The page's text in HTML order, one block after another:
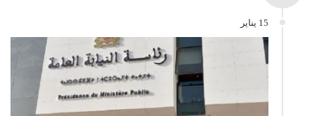
15 يناير